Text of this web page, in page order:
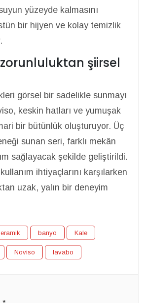
yüzeyde kalmasını
bir hijyen ve kolay temizlik
şiirsel
görsel bir sadelikle sunmayı
keskin hatları ve yumuşak
bir bütünlük oluşturuyor. Üç
sunan seri, farklı mekân
sağlayacak şekilde geliştirildi.
ihtiyaçlarını karşılarken
uzak, yalın bir deneyim
banyo Kale
Noviso lavabo